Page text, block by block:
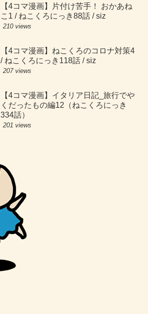
【4コマ漫画】片付け苦手！ おかあね
こ1 / ねこくろにっき88話 / siz
210 views
【4コマ漫画】ねこくろのコロナ対策4
/ ねこくろにっき118話 / siz
207 views
【4コマ漫画】イタリア日記_旅行でや
くだったもの編12（ねこくろにっき
334話）
201 views